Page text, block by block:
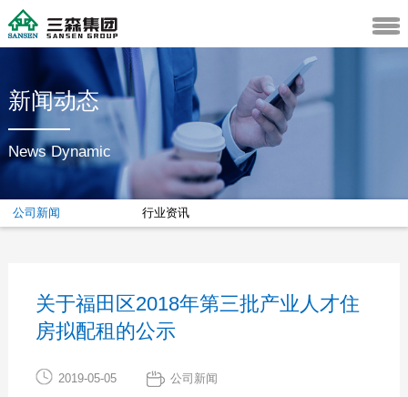
新闻动态
News Dynamic
公司新闻 行业资讯
关于福田区2018年第三批产业人才住
房拟配租的公示
2019-05-05 公司新闻